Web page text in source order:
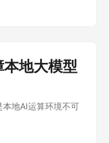
地大模型
地AI运算环境不可